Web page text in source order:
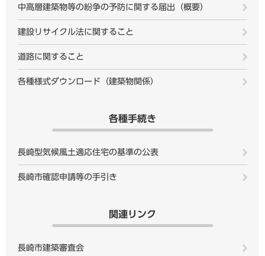
中高層建築物等の紛争の予防に関する届出（概要）
建設リサイクル法に関すること
道路に関すること
各種様式ダウンロード（建築物関係）
各種手続き
長崎型気候風土適応住宅の基準の公表
長崎市確認申請等の手引き
関連リンク
長崎市建築審査会